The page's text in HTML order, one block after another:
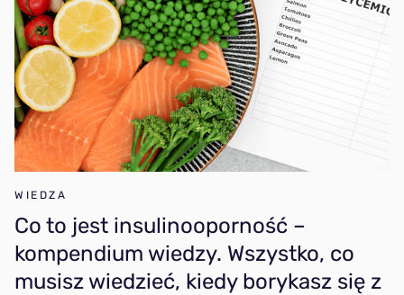
WIEDZA
Co to jest insulinooporność –
kompendium wiedzy. Wszystko, co
musisz wiedzieć, kiedy borykasz się z